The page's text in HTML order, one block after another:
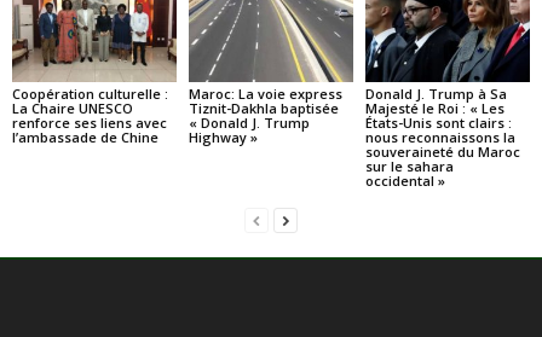
Coopération culturelle :
La Chaire UNESCO
renforce ses liens avec
l’ambassade de Chine
Maroc: La voie express
Tiznit-Dakhla baptisée
« Donald J. Trump
Highway »
Donald J. Trump à Sa
Majesté le Roi : « Les
États-Unis sont clairs :
nous reconnaissons la
souveraineté du Maroc
sur le sahara
occidental »